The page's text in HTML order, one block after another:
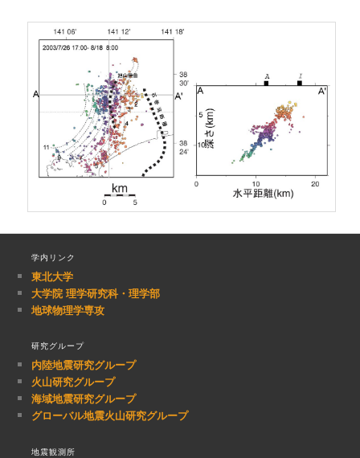
学内リンク
東北大学
大学院 理学研究科・理学部
地球物理学専攻
研究グループ
内陸地震研究グループ
火山研究グループ
海域地震研究グループ
グローバル地震火山研究グループ
地震観測所